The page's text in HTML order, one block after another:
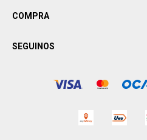
COMPRA
SEGUINOS